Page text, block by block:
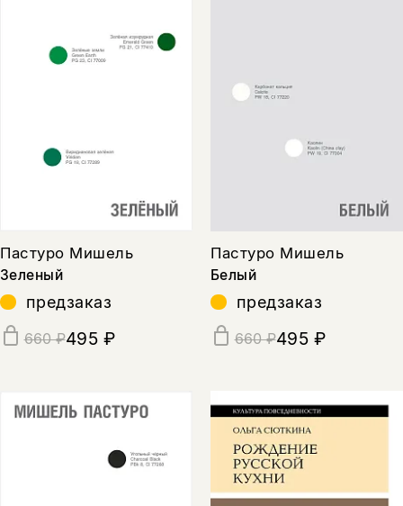
Пастуро Мишель
Зеленый
предзаказ
660 ₽495 ₽
Пастуро Мишель
Белый
предзаказ
660 ₽495 ₽